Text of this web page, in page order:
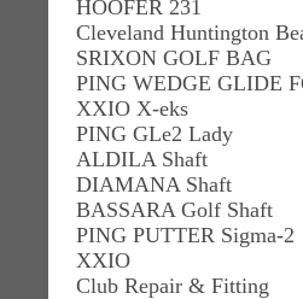
HOOFER 231
Cleveland Huntington
SRIXON GOLF BAG
PING WEDGE GLIDE
XXIO X-eks
PING GLe2 Lady
ALDILA Shaft
DIAMANA Shaft
BASSARA Golf Shaft
PING PUTTER Sigma-2
XXIO
Club Repair & Fitting